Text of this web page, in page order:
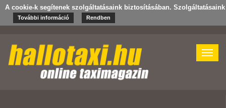
A cookie-k segítenek szolgáltatásaink biztosításában.
További információ Rendben
Toggle